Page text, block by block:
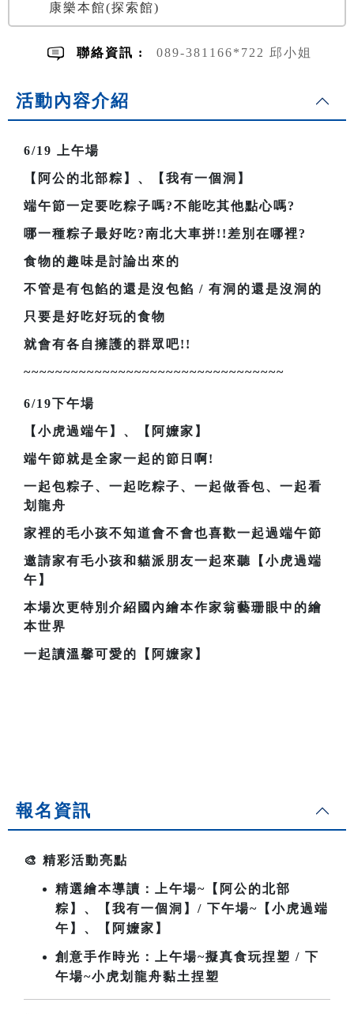
康樂本館(探索館)
聯絡資訊 : 089-381166*722 邱小姐
活動內容介紹
6/19 上午場
【阿公的北部粽】、【我有一個洞】
端午節一定要吃粽子嗎?不能吃其他點心嗎?
哪一種粽子最好吃?南北大車拼!!差別在哪裡?
食物的趣味是討論出來的
不管是有包餡的還是沒包餡 / 有洞的還是沒洞的
只要是好吃好玩的食物
就會有各自擁護的群眾吧!!
~~~~~~~~~~~~~~~~~~~~~~~~~~~~~~~~~
6/19下午場
【小虎過端午】、【阿嬤家】
端午節就是全家一起的節日啊!
一起包粽子、一起吃粽子、一起做香包、一起看
划龍舟
家裡的毛小孩不知道會不會也喜歡一起過端午節
邀請家有毛小孩和貓派朋友一起來聽【小虎過端
午】
本場次更特別介紹國內繪本作家翁藝珊眼中的繪
本世界
一起讀溫馨可愛的【阿嬤家】
報名資訊
🎨 精彩活動亮點
精選繪本導讀：上午場~ 【阿公的北部
粽】、【我有一個洞】/ 下午場~【小虎過端
午】、【阿嬤家】
創意手作時光：上午場~擬真食玩捏塑 / 下
午場~小虎划龍舟黏土捏塑